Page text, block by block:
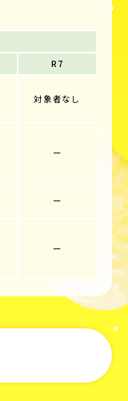
R7
対象者なし
ー
ー
ー